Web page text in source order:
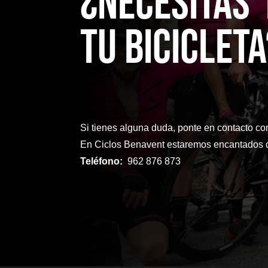
TU
Si tienes alguna duda, ponte en contacto
En Ciclos Benavent estaremos encantados
Teléfono: 962 876 873